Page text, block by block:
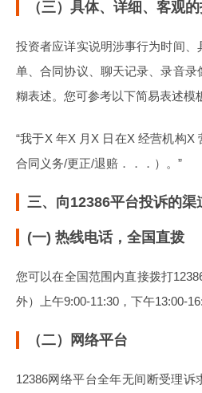
（三）具体、详细、客观
投资者应详实说明涉事行为时间
单、合同协议、聊天记录、录音
糊表述。您可参考以下简易表述模
“我于X 年X 月X 日在X 经营机构
合同义务/更正/退赔．．．）。”
三、向12386平台投诉的渠
(一) 热线电话，全国直拨
您可以在全国范围内直接拨打
外）上午9:00-11:30，下午13:00-
（二）网络平台
12386网络平台全年无间断受理